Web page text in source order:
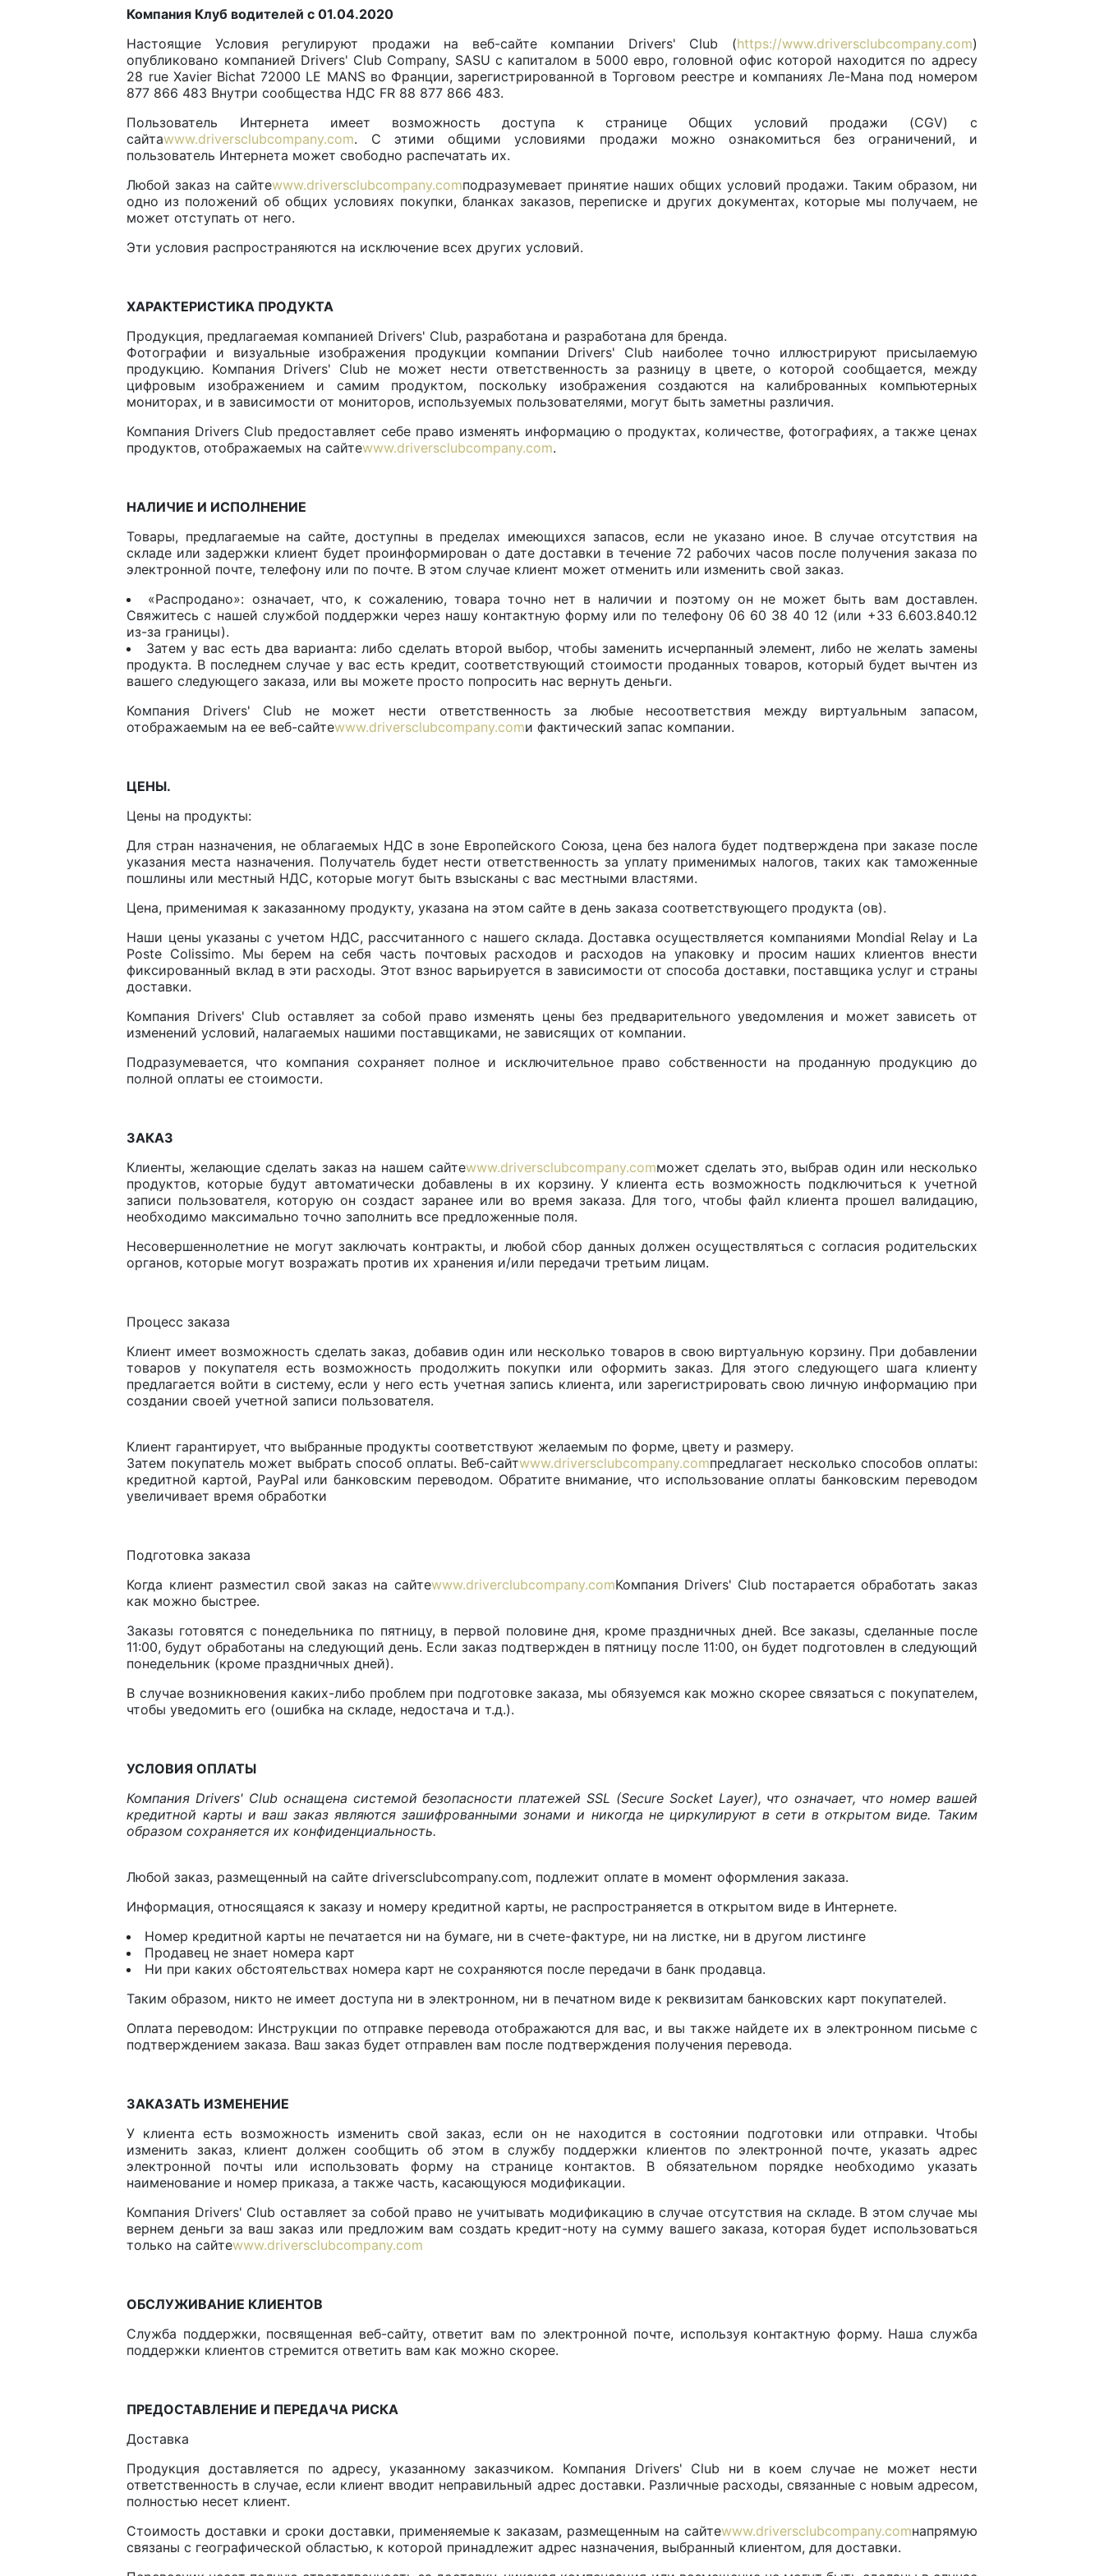
Компания Клуб водителей с 01.04.2020
Настоящие Условия регулируют продажи на веб-сайте компании Drivers' Club (https://www.driversclubcompany.com)
опубликовано компанией Drivers' Club Company, SASU с капиталом в 5000 евро, головной офис которой находится по адресу
28 rue Xavier Bichat 72000 LE MANS во Франции, зарегистрированной в Торговом реестре и компаниях Ле-Мана под номером
877 866 483 Внутри сообщества НДС FR 88 877 866 483.
Пользователь Интернета имеет возможность доступа к странице Общих условий продажи (CGV) с
сайтаwww.driversclubcompany.com. С этими общими условиями продажи можно ознакомиться без ограничений, и
пользователь Интернета может свободно распечатать их.
Любой заказ на сайтеwww.driversclubcompany.comподразумевает принятие наших общих условий продажи. Таким образом, ни
одно из положений об общих условиях покупки, бланках заказов, переписке и других документах, которые мы получаем, не
может отступать от него.
Эти условия распространяются на исключение всех других условий.
ХАРАКТЕРИСТИКА ПРОДУКТА
Продукция, предлагаемая компанией Drivers' Club, разработана и разработана для бренда.
Фотографии и визуальные изображения продукции компании Drivers' Club наиболее точно иллюстрируют присылаемую
продукцию. Компания Drivers' Club не может нести ответственность за разницу в цвете, о которой сообщается, между
цифровым изображением и самим продуктом, поскольку изображения создаются на калиброванных компьютерных
мониторах, и в зависимости от мониторов, используемых пользователями, могут быть заметны различия.
Компания Drivers Club предоставляет себе право изменять информацию о продуктах, количестве, фотографиях, а также ценах
продуктов, отображаемых на сайтеwww.driversclubcompany.com.
НАЛИЧИЕ И ИСПОЛНЕНИЕ
Товары, предлагаемые на сайте, доступны в пределах имеющихся запасов, если не указано иное. В случае отсутствия на
складе или задержки клиент будет проинформирован о дате доставки в течение 72 рабочих часов после получения заказа по
электронной почте, телефону или по почте. В этом случае клиент может отменить или изменить свой заказ.
«Распродано»: означает, что, к сожалению, товара точно нет в наличии и поэтому он не может быть вам доставлен.
Свяжитесь с нашей службой поддержки через нашу контактную форму или по телефону 06 60 38 40 12 (или +33 6.603.840.12
из-за границы).
Затем у вас есть два варианта: либо сделать второй выбор, чтобы заменить исчерпанный элемент, либо не желать замены
продукта. В последнем случае у вас есть кредит, соответствующий стоимости проданных товаров, который будет вычтен из
вашего следующего заказа, или вы можете просто попросить нас вернуть деньги.
Компания Drivers' Club не может нести ответственность за любые несоответствия между виртуальным запасом,
отображаемым на ее веб-сайтеwww.driversclubcompany.comи фактический запас компании.
ЦЕНЫ.
Цены на продукты:
Для стран назначения, не облагаемых НДС в зоне Европейского Союза, цена без налога будет подтверждена при заказе после
указания места назначения. Получатель будет нести ответственность за уплату применимых налогов, таких как таможенные
пошлины или местный НДС, которые могут быть взысканы с вас местными властями.
Цена, применимая к заказанному продукту, указана на этом сайте в день заказа соответствующего продукта (ов).
Наши цены указаны с учетом НДС, рассчитанного с нашего склада. Доставка осуществляется компаниями Mondial Relay и La
Poste Colissimo. Мы берем на себя часть почтовых расходов и расходов на упаковку и просим наших клиентов внести
фиксированный вклад в эти расходы. Этот взнос варьируется в зависимости от способа доставки, поставщика услуг и страны
доставки.
Компания Drivers' Club оставляет за собой право изменять цены без предварительного уведомления и может зависеть от
изменений условий, налагаемых нашими поставщиками, не зависящих от компании.
Подразумевается, что компания сохраняет полное и исключительное право собственности на проданную продукцию до
полной оплаты ее стоимости.
ЗАКАЗ
Клиенты, желающие сделать заказ на нашем сайтеwww.driversclubcompany.comможет сделать это, выбрав один или несколько
продуктов, которые будут автоматически добавлены в их корзину. У клиента есть возможность подключиться к учетной
записи пользователя, которую он создаст заранее или во время заказа. Для того, чтобы файл клиента прошел валидацию,
необходимо максимально точно заполнить все предложенные поля.
Несовершеннолетние не могут заключать контракты, и любой сбор данных должен осуществляться с согласия родительских
органов, которые могут возражать против их хранения и/или передачи третьим лицам.
Процесс заказа
Клиент имеет возможность сделать заказ, добавив один или несколько товаров в свою виртуальную корзину. При добавлении
товаров у покупателя есть возможность продолжить покупки или оформить заказ. Для этого следующего шага клиенту
предлагается войти в систему, если у него есть учетная запись клиента, или зарегистрировать свою личную информацию при
создании своей учетной записи пользователя.
Клиент гарантирует, что выбранные продукты соответствуют желаемым по форме, цвету и размеру.
Затем покупатель может выбрать способ оплаты. Веб-сайтwww.driversclubcompany.comпредлагает несколько способов оплаты:
кредитной картой, PayPal или банковским переводом. Обратите внимание, что использование оплаты банковским переводом
увеличивает время обработки
Подготовка заказа
Когда клиент разместил свой заказ на сайтеwww.driverclubcompany.comКомпания Drivers' Club постарается обработать заказ
как можно быстрее.
Заказы готовятся с понедельника по пятницу, в первой половине дня, кроме праздничных дней. Все заказы, сделанные после
11:00, будут обработаны на следующий день. Если заказ подтвержден в пятницу после 11:00, он будет подготовлен в следующий
понедельник (кроме праздничных дней).
В случае возникновения каких-либо проблем при подготовке заказа, мы обязуемся как можно скорее связаться с покупателем,
чтобы уведомить его (ошибка на складе, недостача и т.д.).
УСЛОВИЯ ОПЛАТЫ
Компания Drivers' Club оснащена системой безопасности платежей SSL (Secure Socket Layer), что означает, что номер вашей
кредитной карты и ваш заказ являются зашифрованными зонами и никогда не циркулируют в сети в открытом виде. Таким
образом сохраняется их конфиденциальность.
Любой заказ, размещенный на сайте driversclubcompany.com, подлежит оплате в момент оформления заказа.
Информация, относящаяся к заказу и номеру кредитной карты, не распространяется в открытом виде в Интернете.
Номер кредитной карты не печатается ни на бумаге, ни в счете-фактуре, ни на листке, ни в другом листинге
Продавец не знает номера карт
Ни при каких обстоятельствах номера карт не сохраняются после передачи в банк продавца.
Таким образом, никто не имеет доступа ни в электронном, ни в печатном виде к реквизитам банковских карт покупателей.
Оплата переводом: Инструкции по отправке перевода отображаются для вас, и вы также найдете их в электронном письме с
подтверждением заказа. Ваш заказ будет отправлен вам после подтверждения получения перевода.
ЗАКАЗАТЬ ИЗМЕНЕНИЕ
У клиента есть возможность изменить свой заказ, если он не находится в состоянии подготовки или отправки. Чтобы
изменить заказ, клиент должен сообщить об этом в службу поддержки клиентов по электронной почте, указать адрес
электронной почты или использовать форму на странице контактов. В обязательном порядке необходимо указать
наименование и номер приказа, а также часть, касающуюся модификации.
Компания Drivers' Club оставляет за собой право не учитывать модификацию в случае отсутствия на складе. В этом случае мы
вернем деньги за ваш заказ или предложим вам создать кредит-ноту на сумму вашего заказа, которая будет использоваться
только на сайтеwww.driversclubcompany.com
ОБСЛУЖИВАНИЕ КЛИЕНТОВ
Служба поддержки, посвященная веб-сайту, ответит вам по электронной почте, используя контактную форму. Наша служба
поддержки клиентов стремится ответить вам как можно скорее.
ПРЕДОСТАВЛЕНИЕ И ПЕРЕДАЧА РИСКА
Доставка
Продукция доставляется по адресу, указанному заказчиком. Компания Drivers' Club ни в коем случае не может нести
ответственность в случае, если клиент вводит неправильный адрес доставки. Различные расходы, связанные с новым адресом,
полностью несет клиент.
Стоимость доставки и сроки доставки, применяемые к заказам, размещенным на сайтеwww.driversclubcompany.comнапрямую
связаны с географической областью, к которой принадлежит адрес назначения, выбранный клиентом, для доставки.